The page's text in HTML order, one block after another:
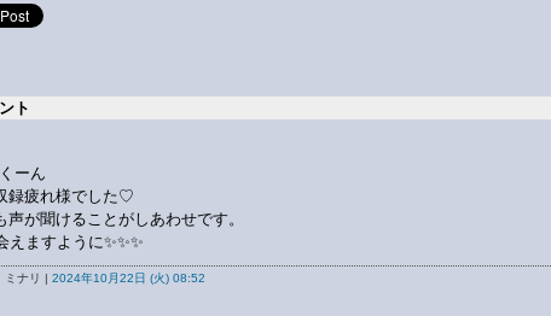
ト
ーん
録疲れ様でした♡
声が聞けることがしあわせです。
えますように✨✨✨
ミナリ | 2024年10月22日 (火) 08:52